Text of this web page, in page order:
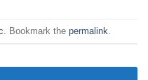
. Bookmark the permalink